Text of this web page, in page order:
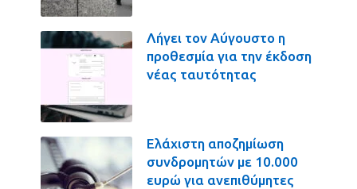
Λήγει τον Αύγουστο η
προθεσμία για την έκδοση
νέας ταυτότητας
Ελάχιστη αποζημίωση
συνδρομητών με 10.000
ευρώ για ανεπιθύμητες